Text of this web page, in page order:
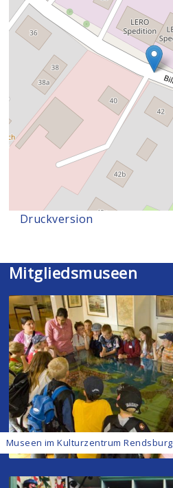
Druckversion
Mitgliedsmuseen
Museen im Kulturzentrum Rendsburg